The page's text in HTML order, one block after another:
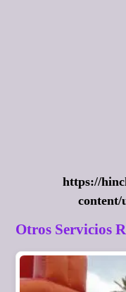
https://
content/
Otros Servicios